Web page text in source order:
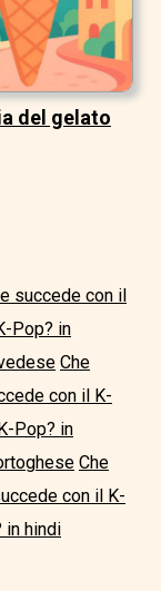
del gelato
succede con il
Pop? in
Che
con il K-
Pop? in
Che
con il K-
in hindi